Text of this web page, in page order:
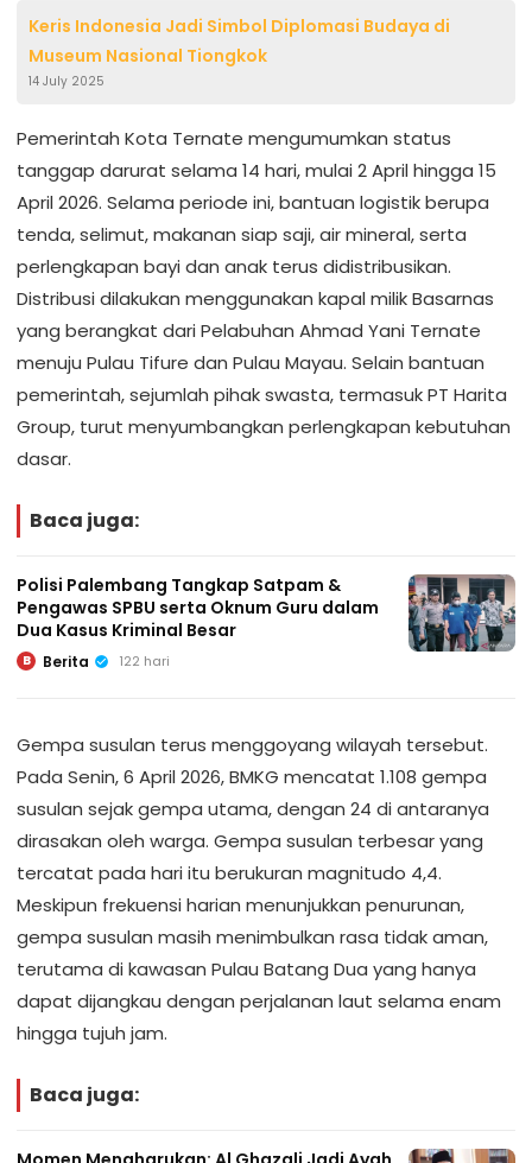
Keris Indonesia Jadi Simbol Diplomasi Budaya di
Museum Nasional Tiongkok
14 July 2025
Pemerintah Kota Ternate mengumumkan status
tanggap darurat selama 14 hari, mulai 2 April hingga 15
April 2026. Selama periode ini, bantuan logistik berupa
tenda, selimut, makanan siap saji, air mineral, serta
perlengkapan bayi dan anak terus didistribusikan.
Distribusi dilakukan menggunakan kapal milik Basarnas
yang berangkat dari Pelabuhan Ahmad Yani Ternate
menuju Pulau Tifure dan Pulau Mayau. Selain bantuan
pemerintah, sejumlah pihak swasta, termasuk PT Harita
Group, turut menyumbangkan perlengkapan kebutuhan
dasar.
Baca juga:
Polisi Palembang Tangkap Satpam &
Pengawas SPBU serta Oknum Guru dalam
Dua Kasus Kriminal Besar
B Berita 122 hari
Gempa susulan terus menggoyang wilayah tersebut.
Pada Senin, 6 April 2026, BMKG mencatat 1.108 gempa
susulan sejak gempa utama, dengan 24 di antaranya
dirasakan oleh warga. Gempa susulan terbesar yang
tercatat pada hari itu berukuran magnitudo 4,4.
Meskipun frekuensi harian menunjukkan penurunan,
gempa susulan masih menimbulkan rasa tidak aman,
terutama di kawasan Pulau Batang Dua yang hanya
dapat dijangkau dengan perjalanan laut selama enam
hingga tujuh jam.
Baca juga: